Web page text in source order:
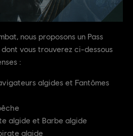
nous proposons un Pass
vous trouverez ci-dessous
:
algides et Fantômes
algide et Barbe algide
algide